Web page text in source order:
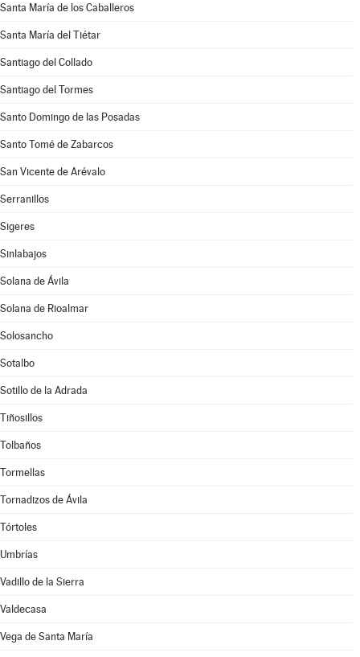
Santa María de los Caballeros
Santa María del Tiétar
Santiago del Collado
Santiago del Tormes
Santo Domingo de las Posadas
Santo Tomé de Zabarcos
San Vicente de Arévalo
Serranillos
Sigeres
Sinlabajos
Solana de Ávila
Solana de Rioalmar
Solosancho
Sotalbo
Sotillo de la Adrada
Tiñosillos
Tolbaños
Tormellas
Tornadizos de Ávila
Tórtoles
Umbrías
Vadillo de la Sierra
Valdecasa
Vega de Santa María